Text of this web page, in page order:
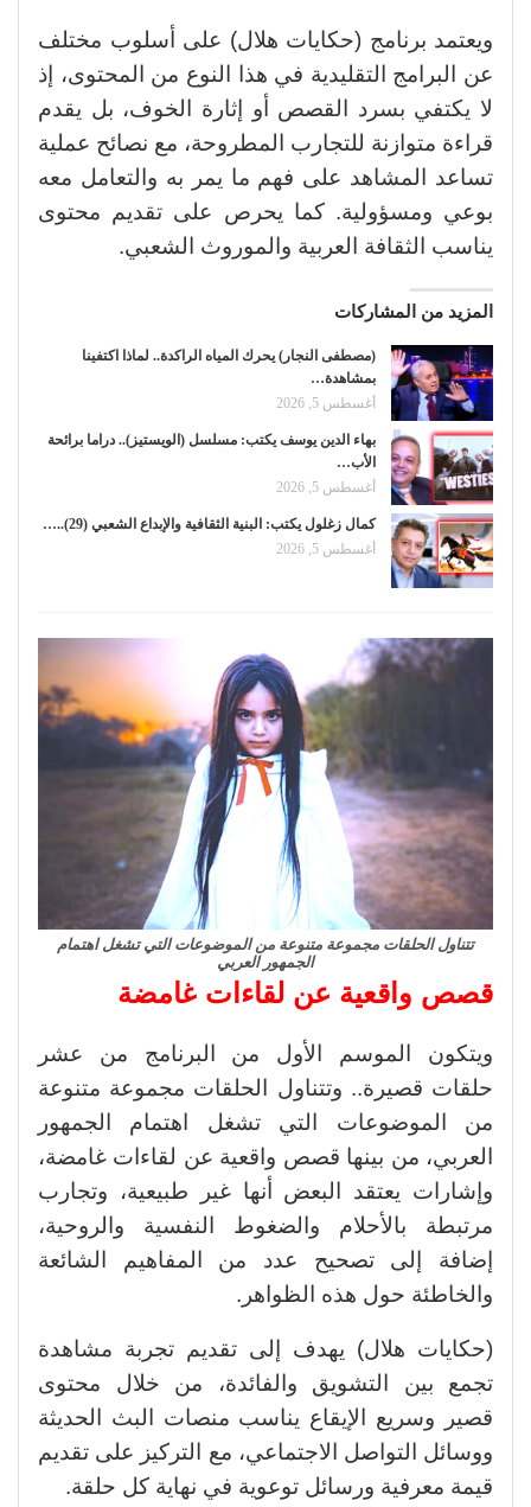
ويعتمد برنامج (حكايات هلال) على أسلوب مختلف
عن البرامج التقليدية في هذا النوع من المحتوى، إذ
لا يكتفي بسرد القصص أو إثارة الخوف، بل يقدم
قراءة متوازنة للتجارب المطروحة، مع نصائح عملية
تساعد المشاهد على فهم ما يمر به والتعامل معه
بوعي ومسؤولية. كما يحرص على تقديم محتوى
يناسب الثقافة العربية والموروث الشعبي.
المزيد من المشاركات
(مصطفى النجار) يحرك المياه الراكدة.. لماذا اكتفينا
بمشاهدة…
أغسطس 5, 2026
بهاء الدين يوسف يكتب: مسلسل (الويستيز).. دراما برائحة
الأب…
أغسطس 5, 2026
كمال زغلول يكتب: البنية الثقافية والإبداع الشعبي (29)..…
أغسطس 5, 2026
تتناول الحلقات مجموعة متنوعة من الموضوعات التي تشغل اهتمام
الجمهور العربي
قصص واقعية عن لقاءات غامضة
ويتكون الموسم الأول من البرنامج من عشر
حلقات قصيرة.. وتتناول الحلقات مجموعة متنوعة
من الموضوعات التي تشغل اهتمام الجمهور
العربي، من بينها قصص واقعية عن لقاءات غامضة،
وإشارات يعتقد البعض أنها غير طبيعية، وتجارب
مرتبطة بالأحلام والضغوط النفسية والروحية،
إضافة إلى تصحيح عدد من المفاهيم الشائعة
والخاطئة حول هذه الظواهر.
(حكايات هلال) يهدف إلى تقديم تجربة مشاهدة
تجمع بين التشويق والفائدة، من خلال محتوى
قصير وسريع الإيقاع يناسب منصات البث الحديثة
ووسائل التواصل الاجتماعي، مع التركيز على تقديم
قيمة معرفية ورسائل توعوية في نهاية كل حلقة.